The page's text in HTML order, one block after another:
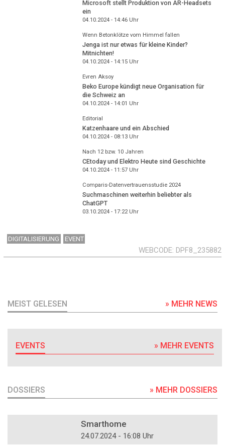
Microsoft stellt Produktion von AR-Headsets
ein
04.10.2024 - 14:46Uhr
Wenn Betonklötze vom Himmel fallen
Jenga ist nur etwas für kleine Kinder?
Mitnichten!
04.10.2024 - 14:15Uhr
Evren Aksoy
Beko Europe kündigt neue Organisation für
die Schweiz an
04.10.2024 - 14:01 Uhr
Editorial
Katzenhaare und ein Abschied
04.10.2024 - 08:13Uhr
Nach 12 bzw. 10 Jahren
CEtoday und Elektro Heute sind Geschichte
04.10.2024 - 11:57Uhr
Comparis-Datenvertrauensstudie 2024
Suchmaschinen weiterhin beliebter als
ChatGPT
03.10.2024 - 17:22Uhr
DIGITALISIERUNG EVENT
WEBCODE DPF8_235882
MEIST GELESEN » MEHR NEWS
EVENTS » MEHR EVENTS
DOSSIERS » MEHR DOSSIERS
Smarthome
24.07.2024 - 16:08 Uhr